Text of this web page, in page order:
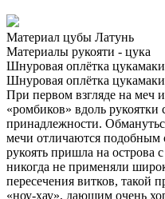
Материал цубы Латунь
Материалы рукояти - цука
Шнуровая оплётка цукамаки
Шнуровая оплётка цукамаки
При первом взгляде на меч
«ромбиков» вдоль
принадлежности.
мечи отличаются подобным
рукоять пришла на острова
никогда не применяли
пересечения витков, такой
«ноу-хау», дающим очень